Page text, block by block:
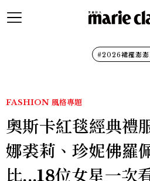
#2026裙襬澎
FASHION 風格專題
奧斯卡紅毯經典禮
娜裘莉、珍妮佛羅
比...18位女星一次